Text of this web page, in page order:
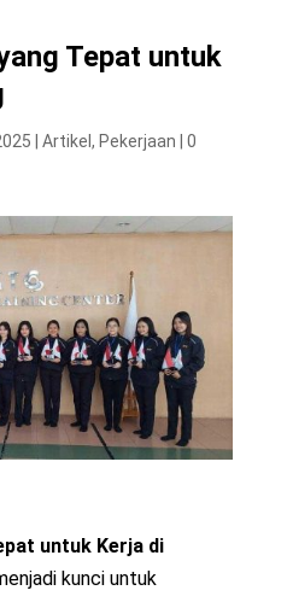
Tepat untuk
Artikel , Pekerjaan
0
untuk Kerja di
kunci untuk